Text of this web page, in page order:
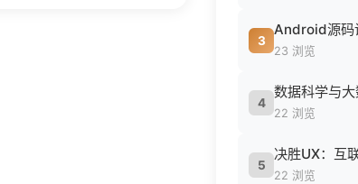
3
23 浏览
4
22 浏览
5
22 浏览